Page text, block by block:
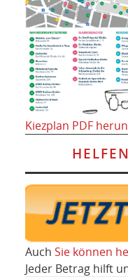
Kiezplan PDF
Auch Sie können
Jeder Betrag hilft